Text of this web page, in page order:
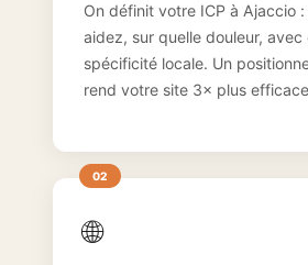
On définit votre ICP à Ajaccio
aidez, sur quelle douleur, avec
spécificité locale. Un
rend votre site 3× plus
🌐